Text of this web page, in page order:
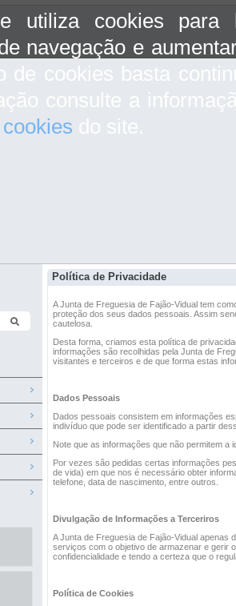
utiliza cookies para
navegação e
de cookies basta
consulte a
do site.
Política de Privacidade
A Junta de Freguesia de Fajão-Vidual tem
proteção dos seus dados pessoais. Assim
cautelosa.
Desta forma, criamos esta política de
informações são recolhidas pela Junta de
visitantes e terceiros e de que forma estas
Dados Pessoais
Dados pessoais consistem em informações
indivíduo que pode ser identificado a partir
Note que as informações que não permitem a
Por vezes são pedidas certas informações
de vida) em que nos é necessário obter
telefone, data de nascimento, entre outros.
Divulgação de Informações a Terceriros
A Junta de Freguesia de Fajão-Vidual
serviços com o objetivo de armazenar e gerir
confidencialidade e tendo a certeza que o
Política de Cookies